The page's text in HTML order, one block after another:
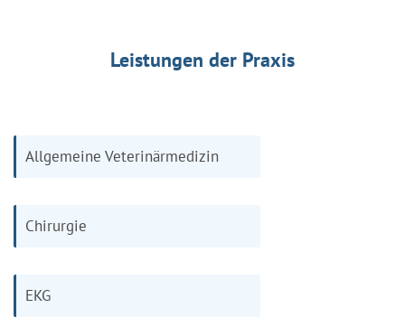
Leistungen der Praxis
Allgemeine Veterinärmedizin
Chirurgie
EKG